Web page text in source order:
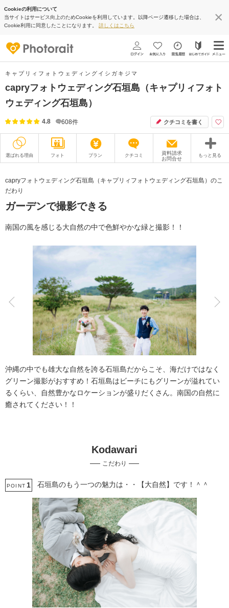
Cookieの利用について
当サイトはサービス向上のためCookieを利用しています。以降ページ遷移した場合は、
Cookie利用に同意したことになります。 詳しくはこちら
キャプリィフォトウェディングイシガキジマ
capryフォトウェディング石垣島（キャプリィフォト
ウェディング石垣島）
4.8 608件 クチコミを書く
選ばれる理由 フォト プラン クチコミ
資料請求
お問合せ
もっと見る
3万円以下のプラン 海での撮影
夜景での撮影
capryフォトウェディング石垣島（キャプリィフォトウェディング石垣島）のこ
だわり
ガーデンで撮影できる
南国の風を感じる大自然の中で色鮮やかな緑と撮影！！
沖縄の中でも雄大な自然を誇る石垣島だからこそ、海だけではなく
グリーン撮影がおすすめ！石垣島はビーチにもグリーンが溢れてい
るくらい、自然豊かなロケーションが盛りだくさん。南国の自然に
癒されてください！！
Kodawari
こだわり
POINT 1 石垣島のもう一つの魅力は・・【大自然】です！＾＾